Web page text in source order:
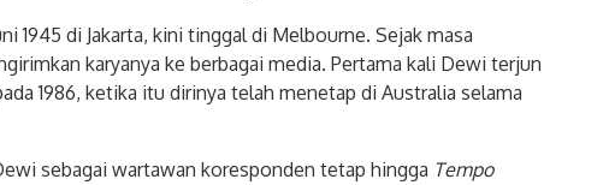
1945 di Jakarta, kini tinggal di Melbourne. Sejak masa
karyanya ke berbagai media. Pertama kali Dewi terjun
1986, ketika itu dirinya telah menetap di Australia selama
sebagai wartawan koresponden tetap hingga Tempo